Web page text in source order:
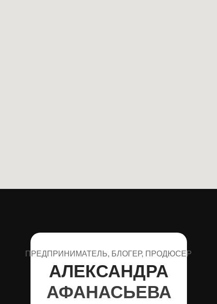
АЛЕКСАНДРА
АФАНАСЬЕВА
ПРЕДПРИНИМАТЕЛЬ, БЛОГЕР, ПРОДЮСЕР